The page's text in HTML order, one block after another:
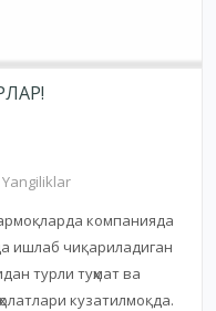
Yangiliklar
компанияда
ишлаб чиқариладиган
турли туҳмат ва
кузатилмоқда.